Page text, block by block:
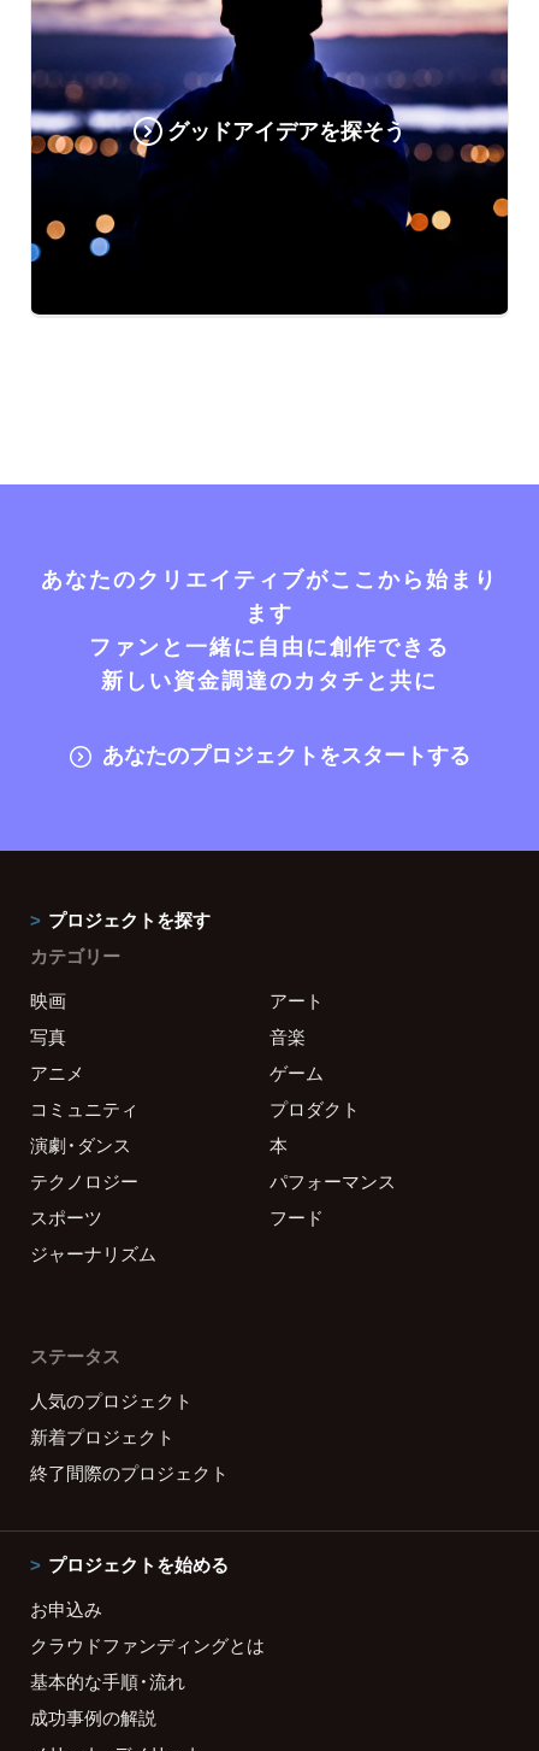
グッドアイデアを探そう
あなたのクリエイティブがここから始まり
ます
ファンと一緒に自由に創作できる
新しい資金調達のカタチと共に
あなたのプロジェクトをスタートする
プロジェクトを探す
カテゴリー
映画
アート
写真
音楽
アニメ
ゲーム
コミュニティ
プロダクト
演劇・ダンス
本
テクノロジー
パフォーマンス
スポーツ
フード
ジャーナリズム
ステータス
人気のプロジェクト
新着プロジェクト
終了間際のプロジェクト
プロジェクトを始める
お申込み
クラウドファンディングとは
基本的な手順・流れ
成功事例の解説